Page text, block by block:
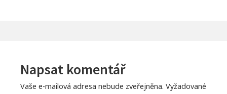
Napsat komentář
Vaše e-mailová adresa nebude zveřejněna. Vyžadované